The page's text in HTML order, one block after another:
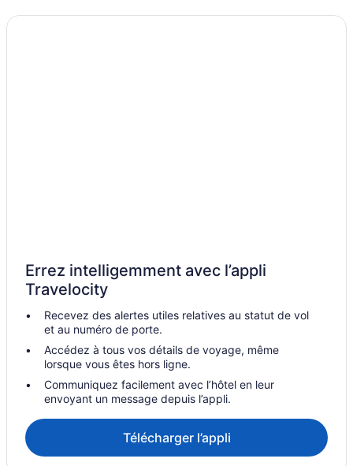
Bolton-Est – Gîtes
Eastman – Chalets rustiques
Hôtels acceptant les animaux – Eastman
Eastman – Hôtels
Foster – Chalets rustiques
Foster – Hôtels
Georgeville – Gîtes
Georgeville – Hôtels
La Route des Vins – Hôtels à proximité
Errez intelligemment avec l’appli
Travelocity
Recevez des alertes utiles relatives au statut de vol
et au numéro de porte.
Accédez à tous vos détails de voyage, même
lorsque vous êtes hors ligne.
Communiquez facilement avec l’hôtel en leur
envoyant un message depuis l’appli.
Télécharger l’appli